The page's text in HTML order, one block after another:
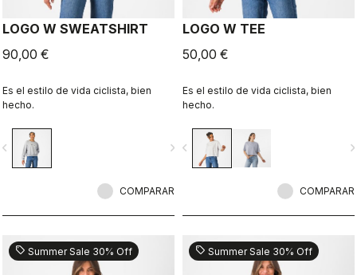
LOGO W SWEATSHIRT
90,00 €
Es el estilo de vida ciclista, bien
hecho.
navigate_next
COMPARAR
LOGO W TEE
50,00 €
Es el estilo de vida ciclista, bien
hecho.
navigate_before
COMPARAR
sell Summer Sale 30% Off sell Summer Sale 30% Off